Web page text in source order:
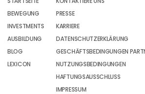
BEWEGUNG
INVESTMENTS
AUSBILDUNG
BLOG
LEXICON
PRESSE
KARRIERE
DATENSCHUTZERKLÄRUNG
GESCHÄFTSBEDINGUNGEN
NUTZUNGSBEDINGUNGEN
HAFTUNGSAUSSCHLUSS
IMPRESSUM